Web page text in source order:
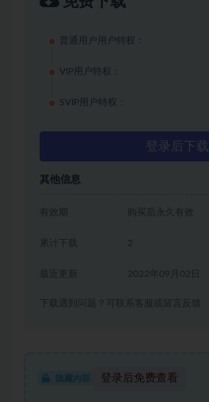
普通用户用户特权：
VIP用户特权：
SVIP用户特权：
登录后下载
其他信息
有效期 购买后永久有效
累计下载 2
2022年09月02日
下载遇到问题？可联系客服或留言反馈
隐藏内容 登录后免费查看